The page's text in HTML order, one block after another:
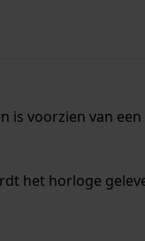
voorzien van
het horloge